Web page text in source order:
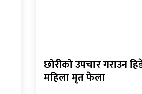
छोरीको उपचार गराउन
महिला मृत फेला